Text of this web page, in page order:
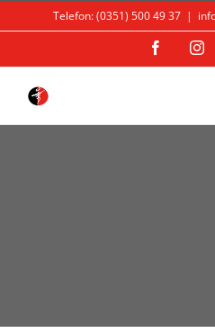
to
Telefon: (0351) 500 49 37 |
Facebook